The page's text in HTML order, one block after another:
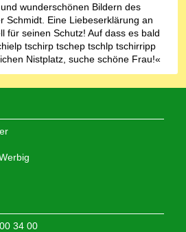
wunderschönen Bildern des
Schmidt. Eine Liebeserklärung an
für seinen Schutz! Auf dass es bald
tschirp tschep tschlp tschirripp
Nistplatz, suche schöne Frau!«
34 00